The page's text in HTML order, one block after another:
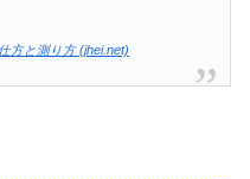
方と測り方 (jhei.net)